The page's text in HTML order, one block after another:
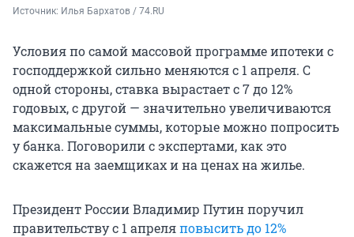
Источник: Илья Бархатов / 74.RU
Условия по самой массовой программе ипотеки с
господдержкой сильно меняются с 1 апреля. С
одной стороны, ставка вырастает с 7 до 12%
годовых, с другой — значительно увеличиваются
максимальные суммы, которые можно попросить
у банка. Поговорили с экспертами, как это
скажется на заемщиках и на ценах на жилье.
Президент России Владимир Путин поручил
правительству с 1 апреляповысить до 12%